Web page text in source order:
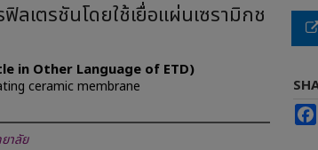
ลเตรชันโดยใช้เยื่อแผ่นเซรามิกช
in Other Language of ETD)
ceramic membrane
าลัย